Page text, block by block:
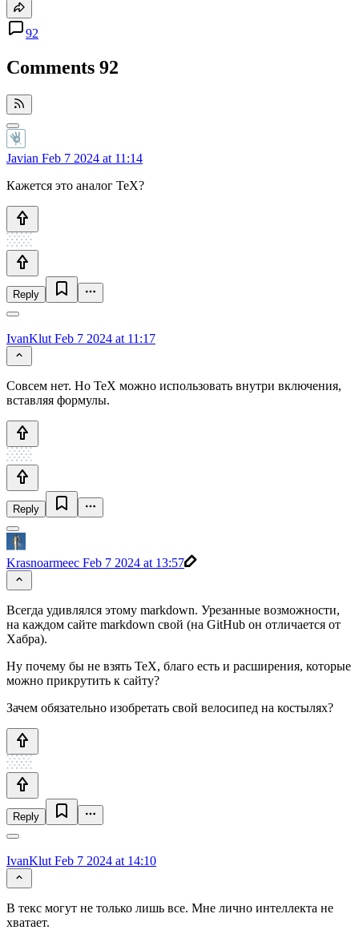
92
Comments 92
Javian Feb 7 2024 at 11:14
Кажется это аналог TeX?
Reply
IvanKlut Feb 7 2024 at 11:17
Совсем нет. Но TeX можно использовать внутри включения,
вставляя формулы.
Reply
Krasnoarmeec Feb 7 2024 at 13:57
Всегда удивлялся этому markdown. Урезанные возможности,
на каждом сайте markdown свой (на GitHub он отличается от
Хабра).
Ну почему бы не взять TeX, благо есть и расширения, которые
можно прикрутить к сайту?
Зачем обязательно изобретать свой велосипед на костылях?
Reply
IvanKlut Feb 7 2024 at 14:10
В текс могут не только лишь все. Мне лично интеллекта не
хватает.